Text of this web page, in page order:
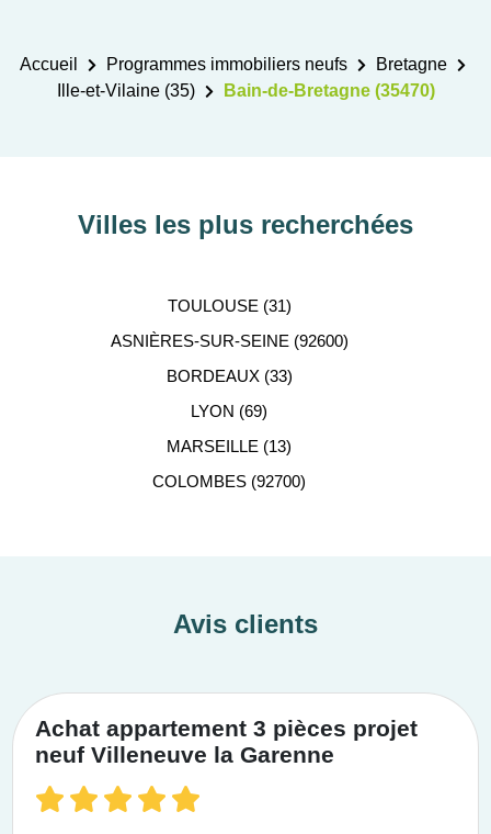
Accueil Programmes immobiliers neufs
Bretagne
Ille-et-Vilaine (35)
Bain-de-Bretagne (35470)
Villes les plus recherchées
TOULOUSE (31)
ASNIÈRES-SUR-SEINE (92600)
BORDEAUX (33)
LYON (69)
MARSEILLE (13)
COLOMBES (92700)
Avis clients
Achat appartement 3 pièces projet
neuf Villeneuve la Garenne